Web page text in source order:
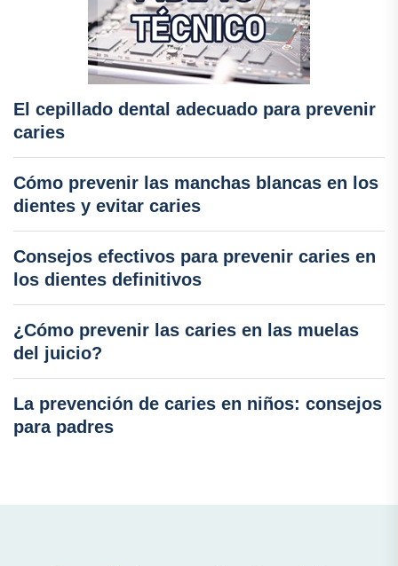
El cepillado dental adecuado para prevenir
caries
Cómo prevenir las manchas blancas en los
dientes y evitar caries
Consejos efectivos para prevenir caries en
los dientes definitivos
¿Cómo prevenir las caries en las muelas
del juicio?
La prevención de caries en niños: consejos
para padres